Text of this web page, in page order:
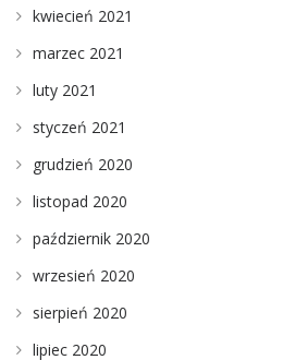
kwiecień 2021
marzec 2021
luty 2021
styczeń 2021
grudzień 2020
listopad 2020
październik 2020
wrzesień 2020
sierpień 2020
lipiec 2020